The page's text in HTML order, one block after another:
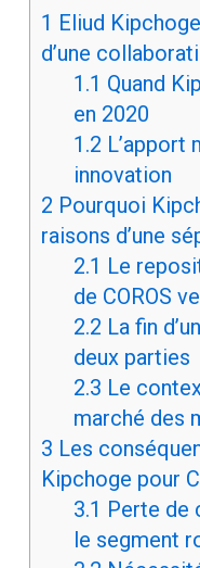
1 Eliud
d’une
1.1 Quand
en 2020
1.2 L’apport
innovation
2 Pourquoi
raisons d’une
2.1 Le
de COROS
2.2 La fin
deux parties
2.3 Le
marché des
3 Les
Kipchoge pour
3.1 Perte de
le segment